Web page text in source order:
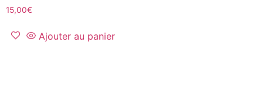
15,00€
Ajouter au panier